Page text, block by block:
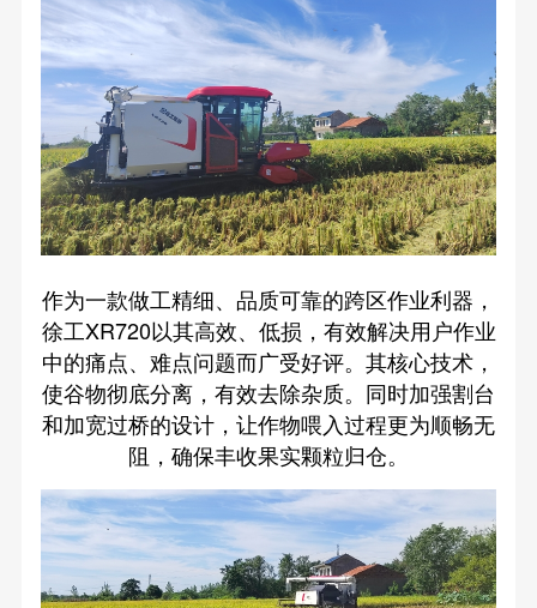
作为一款做工精细、品质可靠的跨区作业利器，
徐工XR720以其高效、低损，有效解决用户作业
中的痛点、难点问题而广受好评。其核心技术，
使谷物彻底分离，有效去除杂质。同时加强割台
和加宽过桥的设计，让作物喂入过程更为顺畅无
阻，确保丰收果实颗粒归仓。